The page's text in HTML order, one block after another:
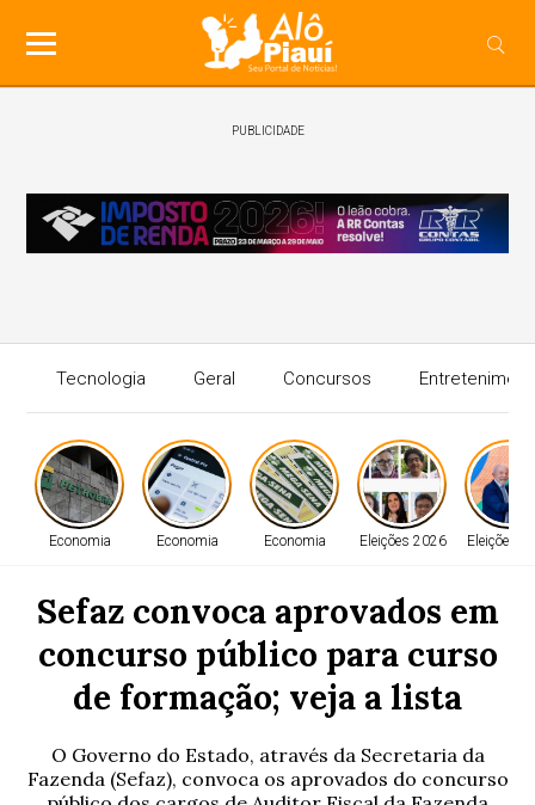
PUBLICIDADE
Tecnologia Geral Concursos
Economia Economia Economia Eleições 2026 Eleições
Sefaz convoca aprovados em
concurso público para curso
de formação; veja a lista
O Governo do Estado, através da Secretaria da
Fazenda (Sefaz), convoca os aprovados do concurso